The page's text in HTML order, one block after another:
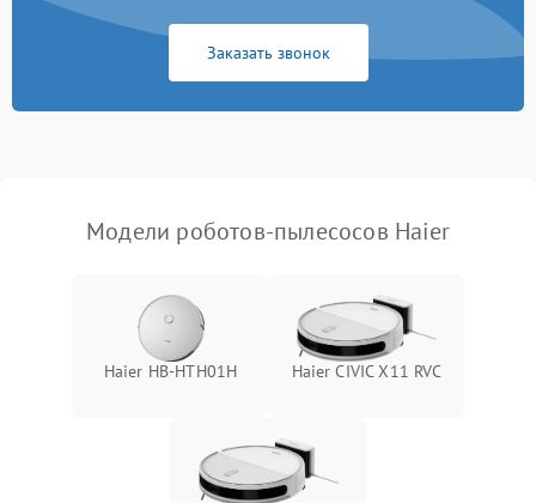
Заказать звонок
Модели роботов-пылесосов Haier
Haier HB-HTH01H Haier CIVIC X11 RVC